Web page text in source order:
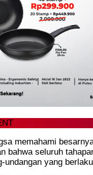
memahami
bahwa seluruh
undangan yang